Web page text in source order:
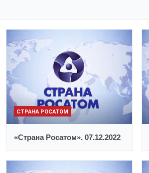
СТРАНА РОСАТОМ
«Страна Росатом». 07.12.2022